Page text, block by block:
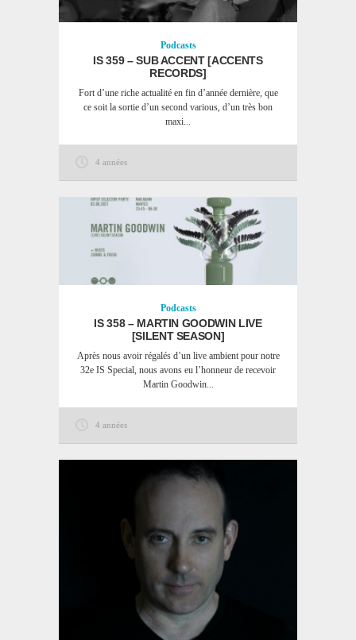
Podcasts
IS 359 – SUB ACCENT [ACCENTS
RECORDS]
Fort d’une riche actualité en fin d’année dernière, que
ce soit la sortie d’un second various, d’un très bon
maxi...
4 années
Podcasts
IS 358 – MARTIN GOODWIN LIVE
[SILENT SEASON]
Après nous avoir régalés d’un live ambient pour notre
32e IS Special, nous avons eu l’honneur de recevoir
Martin Goodwin...
4 années